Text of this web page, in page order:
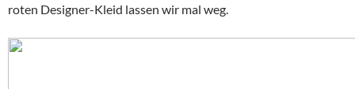
roten Designer-Kleid lassen wir mal weg.